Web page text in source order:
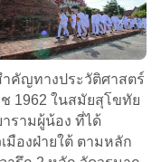
คัญทางประวัติศาสตร์
1962 ในสมัยสุโขทัย
รามผู้น้อง ที่ได้
มืองฝ่ายใต้ ตามหลัก